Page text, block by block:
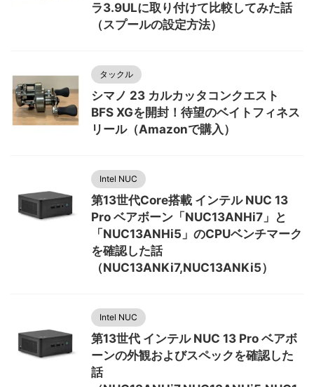
ラ3.9ULに取り付けて比較してみた話
（スプールの設定方法）
タックル
シマノ 23 カルカッタコンクエスト
BFS XGを開封！待望のベイトフィネス
リール（Amazonで購入）
Intel NUC
第13世代Core搭載 インテル NUC 13
Pro ベアボーン「NUC13ANHi7」と
「NUC13ANHi5」のCPUベンチマーク
を確認した話
（NUC13ANKi7,NUC13ANKi5）
Intel NUC
第13世代 インテル NUC 13 Pro ベアボ
ーンの外観およびスペックを確認した
話